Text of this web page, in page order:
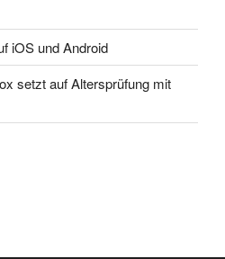
iOS und Android
setzt auf Altersprüfung mit